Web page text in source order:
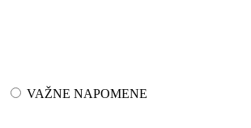
VAŽNE NAPOMENE